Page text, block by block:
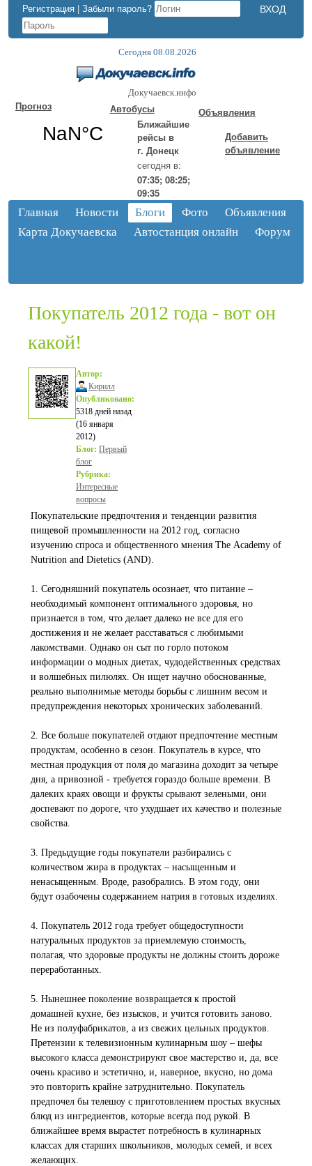
Регистрация | Забыли пароль?
Сегодня 08.08.2026
Докучаевск.инфо
Прогноз
Автобусы
Ближайшие
рейсы в
г. Донецк
сегодня в:
07:35; 08:25;
09:35
Объявления
Добавить
объявление
Главная Новости Блоги Фото
Объявления
Карта Докучаевска
Автостанция онлайн Форум
Покупатель 2012 года - вот он
какой!
Автор:
Кирилл
Опубликовано:
5318 дней назад
(16 января
2012)
Блог: Первый
блог
Рубрика:
Интересные
вопросы
Покупательские предпочтения и тенденции развития
пищевой промышленности на 2012 год, согласно
изучению спроса и общественного мнения The Аcademy of
Nutrition and Dietetics (AND).
1. Сегодняшний покупатель осознает, что питание –
необходимый компонент оптимального здоровья, но
признается в том, что делает далеко не все для его
достижения и не желает расставаться с любимыми
лакомствами. Однако он сыт по горло потоком
информации о модных диетах, чудодейственных средствах
и волшебных пилюлях. Он ищет научно обоснованные,
реально выполнимые методы борьбы с лишним весом и
предупреждения некоторых хронических заболеваний.
2. Все больше покупателей отдают предпочтение местным
продуктам, особенно в сезон. Покупатель в курсе, что
местная продукция от поля до магазина доходит за четыре
дня, а привозной - требуется гораздо больше времени. В
далеких краях овощи и фрукты срывают зелеными, они
доспевают по дороге, что ухудшает их качество и полезные
свойства.
3. Предыдущие годы покупатели разбирались с
количеством жира в продуктах – насыщенным и
ненасыщенным. Вроде, разобрались. В этом году, они
будут озабочены содержанием натрия в готовых изделиях.
4. Покупатель 2012 года требует общедоступности
натуральных продуктов за приемлемую стоимость,
полагая, что здоровые продукты не должны стоить дороже
переработанных.
5. Нынешнее поколение возвращается к простой
домашней кухне, без изысков, и учится готовить заново.
Не из полуфабрикатов, а из свежих цельных продуктов.
Претензии к телевизионным кулинарным шоу – шефы
высокого класса демонстрируют свое мастерство и, да, все
очень красиво и эстетично, и, наверное, вкусно, но дома
это повторить крайне затруднительно. Покупатель
предпочел бы телешоу с приготовлением простых вкусных
блюд из ингредиентов, которые всегда под рукой. В
ближайшее время вырастет потребность в кулинарных
классах для старших школьников, молодых семей, и всех
желающих.